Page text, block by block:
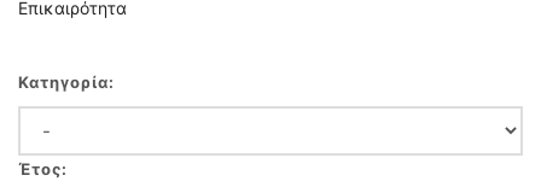
Επικαιρότητα
Κατηγορία:
Έτος: